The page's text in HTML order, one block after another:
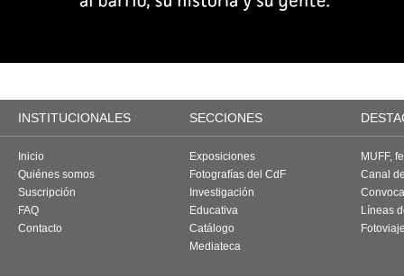
INSTITUCIONALES SECCIONES
Inicio
Quiénes somos
Suscripción
FAQ
Contacto
Exposiciones
Fotografías del CdF
Investigación
Educativa
Catálogo
Mediateca
MUFF,
Canal
Líneas